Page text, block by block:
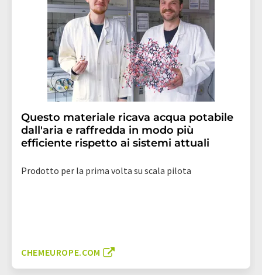
Questo materiale ricava acqua potabile
dall'aria e raffredda in modo più
efficiente rispetto ai sistemi attuali
Prodotto per la prima volta su scala pilota
CHEMEUROPE.COM